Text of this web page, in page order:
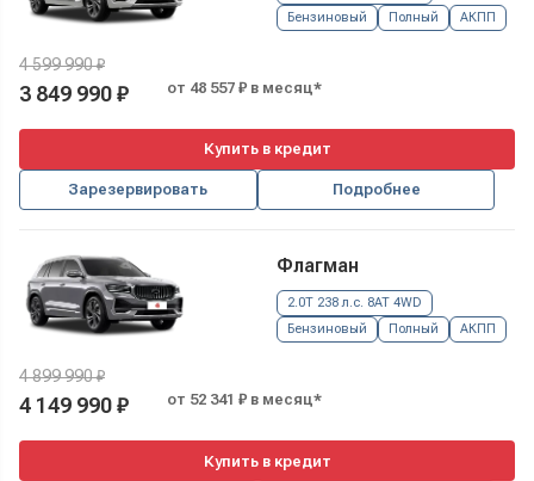
Бензиновый
Полный АКПП
4 599 990 ₽
3 849 990 ₽ от 48 557 ₽ в месяц*
Купить в кредит
Зарезервировать Подробнее
Флагман
2.0T 238 л.с. 8AT 4WD
Бензиновый
Полный АКПП
4 899 990 ₽
4 149 990 ₽ от 52 341 ₽ в месяц*
Купить в кредит